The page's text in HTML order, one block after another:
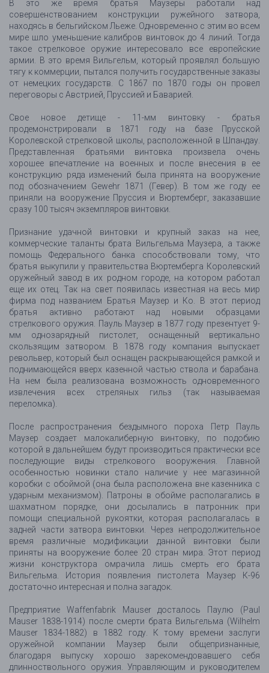
В это же время братья Маузеры работали над
совершенствованием конструкции ружейного затвора,
находясь в бельгийском Льеже. Одновременно с этим во всем
мире шло уменьшение калибров винтовок до 4 линий. Тогда
такое стрелковое оружие интересовало все европейские
армии. В это время Вильгельм, который проявлял большую
тягу к коммерции, пытался получить государственные заказы
от немецких государств. С 1867 по 1870 годы он провел
переговоры с Австрией, Пруссией и Баварией.
Свое новое детище - 11-мм винтовку - братья
продемонстрировали в 1871 году на базе Прусской
Королевской стрелковой школы, расположенной в Шпандау.
Представленная братьями винтовка произвела очень
хорошее впечатление на военных и после внесения в ее
конструкцию ряда изменений была принята на вооружение
под обозначением Gewehr 1871 (Гевер). В том же году ее
приняли на вооружение Пруссия и Вюртемберг, заказавшие
сразу 100 тысяч экземпляров винтовки.
Признание удачной винтовки и крупный заказ на нее,
коммерческие таланты брата Вильгельма Маузера, а также
помощь Федерального банка способствовали тому, что
братья выкупили у правительства Вюртемберга Королевский
оружейный завод в их родном городе, на котором работал
еще их отец. Так на свет появилась известная на весь мир
фирма под названием Братья Маузер и Ко. В этот период
братья активно работают над новыми образцами
стрелкового оружия. Пауль Маузер в 1877 году презентует 9-
мм однозарядный пистолет, оснащенный вертикально
скользящим затвором. В 1878 году компания выпускает
револьвер, который был оснащен раскрывающейся рамкой и
поднимающейся вверх казенной частью ствола и барабана.
На нем была реализована возможность одновременного
извлечения всех стреляных гильз (так называемая
переломка).
После распространения бездымного пороха Петр Пауль
Маузер создает малокалиберную винтовку, по подобию
которой в дальнейшем будут производиться практически все
последующие виды стрелкового вооружения. Главной
особенностью новинки стало наличие у нее магазинной
коробки с обоймой (она была расположена вне казенника с
ударным механизмом). Патроны в обойме располагались в
шахматном порядке, они досылались в патронник при
помощи специальной рукоятки, которая располагалась в
задней части затвора винтовки. Через непродолжительное
время различные модификации данной винтовки были
приняты на вооружение более 20 стран мира. Этот период
жизни конструктора омрачила лишь смерть его брата
Вильгельма. История появления пистолета Маузер К-96
достаточно интересная и полна загадок.
Предприятие Waffenfabrik Mauser досталось Паулю (Paul
Mauser 1838-1914) после смерти брата Вильгельма (Wilhelm
Mauser 1834-1882) в 1882 году. К тому времени заслуги
оружейной компании Маузер были общепризнанные,
благодаря выпуску хорошо зарекомендовавшего себя
длинноствольного оружия. Управляющим и руководителем